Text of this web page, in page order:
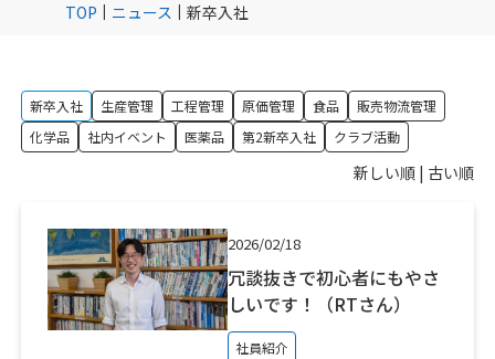
TOP ニュース 新卒入社
新卒入社 生産管理 工程管理 原価管理 食品
販売物流管理
化学品
社内イベント 医薬品 第2新卒入社 クラブ活動
新しい順 | 古い順
2026/02/18
冗談抜きで初心者にもやさ
しいです！（RTさん）
社員紹介